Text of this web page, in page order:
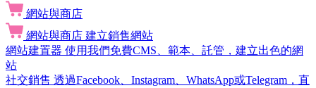
網站與商店
網站與商店 建立銷售網站
網站建置器 使用我們免費CMS、範本、託管，建立出色的網
站
社交銷售 透過Facebook、Instagram、WhatsApp或Telegram，直